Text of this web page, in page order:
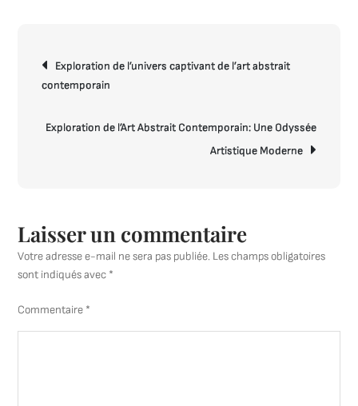
la
Créativité
de
l’article
Exploration de l’univers captivant de l’art abstrait
contemporain
Exploration de l’Art Abstrait Contemporain: Une Odyssée
Artistique Moderne
Laisser un commentaire
Votre adresse e-mail ne sera pas publiée. Les champs obligatoires
sont indiqués avec *
Commentaire *